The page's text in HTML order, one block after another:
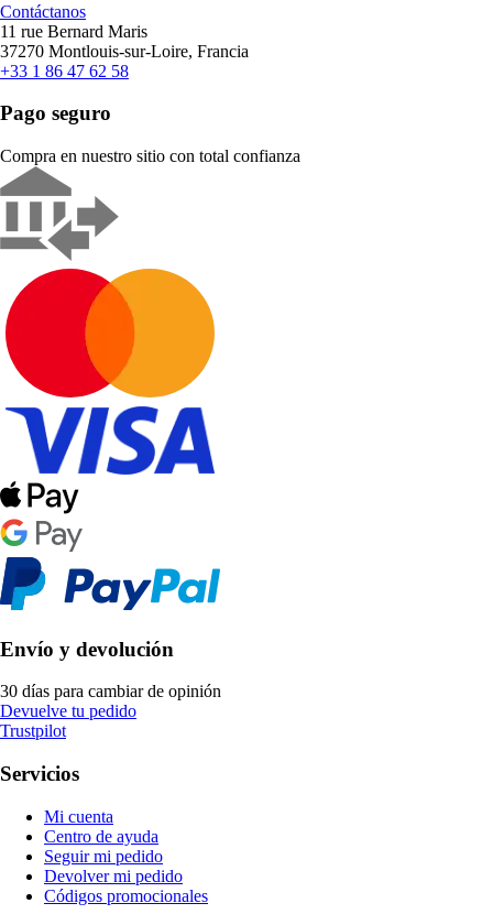
Contáctanos
11 rue Bernard Maris
37270 Montlouis-sur-Loire, Francia
+33 1 86 47 62 58
Pago seguro
Compra en nuestro sitio con total confianza
Envío y devolución
30 días para cambiar de opinión
Devuelve tu pedido
Trustpilot
Servicios
Mi cuenta
Centro de ayuda
Seguir mi pedido
Devolver mi pedido
Códigos promocionales